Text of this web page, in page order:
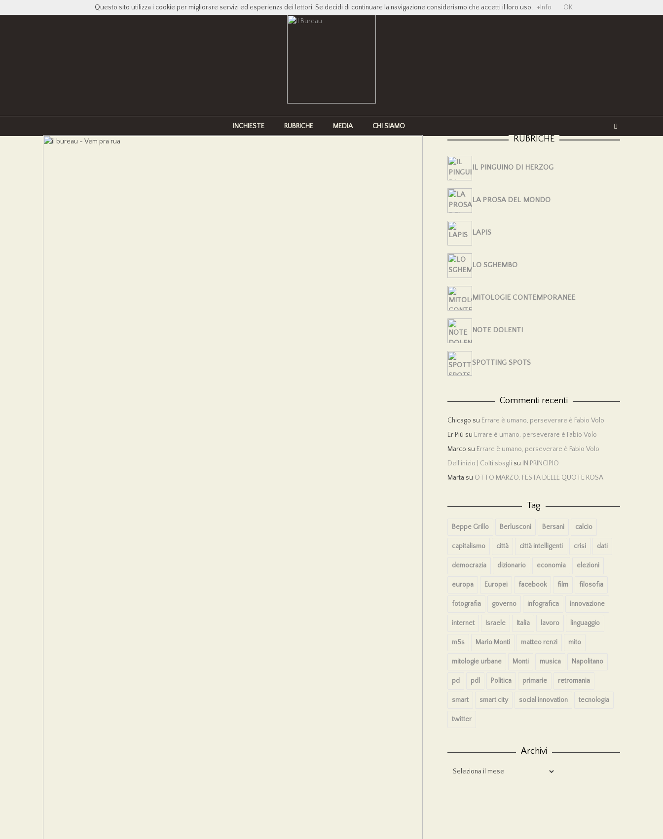
INCHIESTE RUBRICHE MEDIA CHI SIAMO
RUBRICHE
IL PINGUINO DI HERZOG
LA PROSA DEL MONDO
LAPIS
LO SGHEMBO
MITOLOGIE CONTEMPORANEE
NOTE DOLENTI
SPOTTING SPOTS
Commenti recenti
Chicago su Errare è umano, perseverare è Fabio Volo
Er Più su Errare è umano, perseverare è Fabio Volo
Marco su Errare è umano, perseverare è Fabio Volo
Dell’inizio | Colti sbagli su IN PRINCIPIO
Marta su OTTO MARZO, FESTA DELLE QUOTE ROSA
Tag
Beppe Grillo Berlusconi Bersani calcio
capitalismo città città intelligenti crisi dati
democrazia dizionario economia elezioni
europa Europei facebook film filosofia
fotografia governo infografica innovazione
internet Israele Italia lavoro linguaggio
m5s Mario Monti matteo renzi mito
mitologie urbane Monti musica Napolitano
pd pdl Politica primarie retromania
smart smart city social innovation tecnologia
twitter
Archivi
Archivi
Questo sito utilizza i cookie per migliorare servizi ed esperienza dei lettori. Se decidi di continuare la navigazione consideriamo che accetti il loro uso. +Info OK